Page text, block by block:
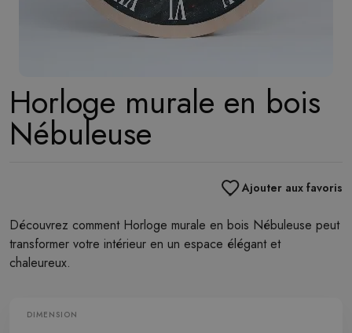
Horloge murale en bois
Nébuleuse
Ajouter aux favoris
Découvrez comment Horloge murale en bois Nébuleuse peut
transformer votre intérieur en un espace élégant et
chaleureux.
DIMENSION